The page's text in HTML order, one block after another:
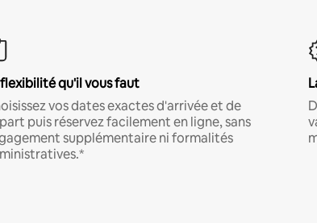
flexibilité qu'il vous faut
vos dates exactes d'arrivée et de
puis réservez facilement en ligne, sans
supplémentaire ni formalités